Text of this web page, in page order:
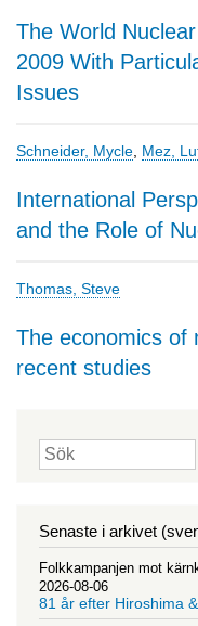
The World
2009 With
Issues
Schneider, Mycle, Mez,
International
and the Role of
Thomas, Steve
The economics of
recent studies
Sök
Senaste i arkivet
Folkkampanjen mot
2026-08-06
81 år efter Hiroshima